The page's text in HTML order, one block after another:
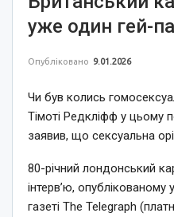
уже один гей-
Опубліковано 9.01.2026
Чи був колись
Тімоті Редкліфф у цьому
заявив, що сексуальна
80-річний лондонський
інтерв’ю, опублікованому
газеті The Telegraph